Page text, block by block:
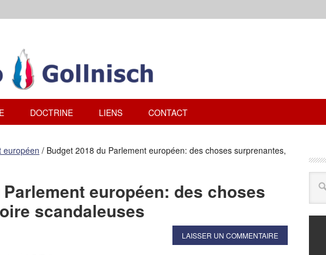
DOCTRINE LIENS CONTACT
européen / Budget 2018 du Parlement européen: des choses surprenantes,
européen: des choses
scandaleuses
LAISSER UN COMMENTAIRE